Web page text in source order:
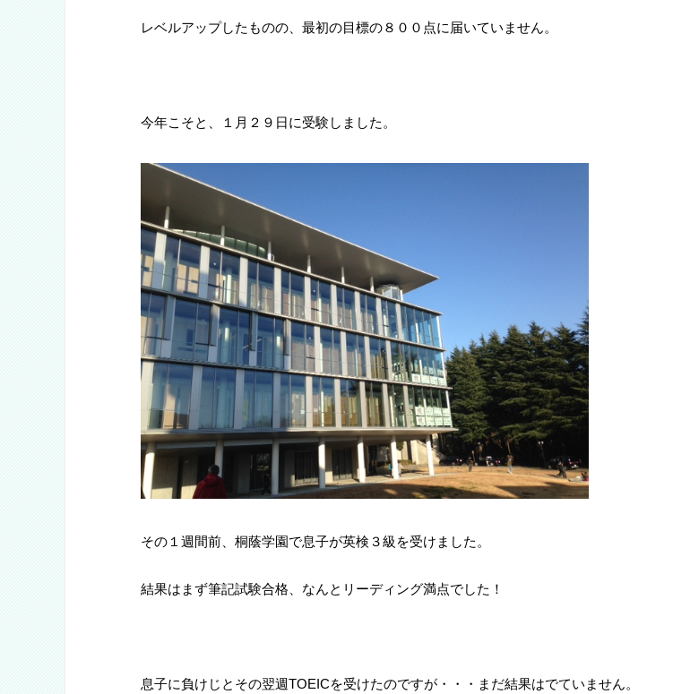
レベルアップしたものの、最初の目標の８００点に届いていません。
今年こそと、１月２９日に受験しました。
その１週間前、桐蔭学園で息子が英検３級を受けました。
結果はまず筆記試験合格、なんとリーディング満点でした！
息子に負けじとその翌週TOEICを受けたのですが・・・まだ結果はでていません。